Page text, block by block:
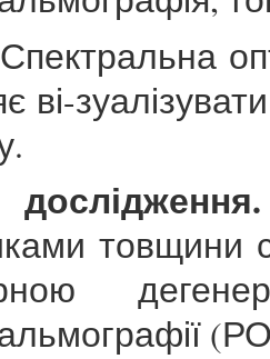
Спектральна
ві-
товщини